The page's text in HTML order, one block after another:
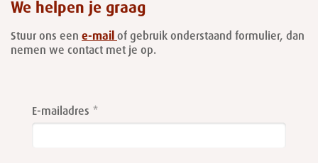
We helpen je graag
Stuur ons een e-mail of gebruik onderstaand formulier, dan
nemen we contact met je op.
this
field
E-mailadres